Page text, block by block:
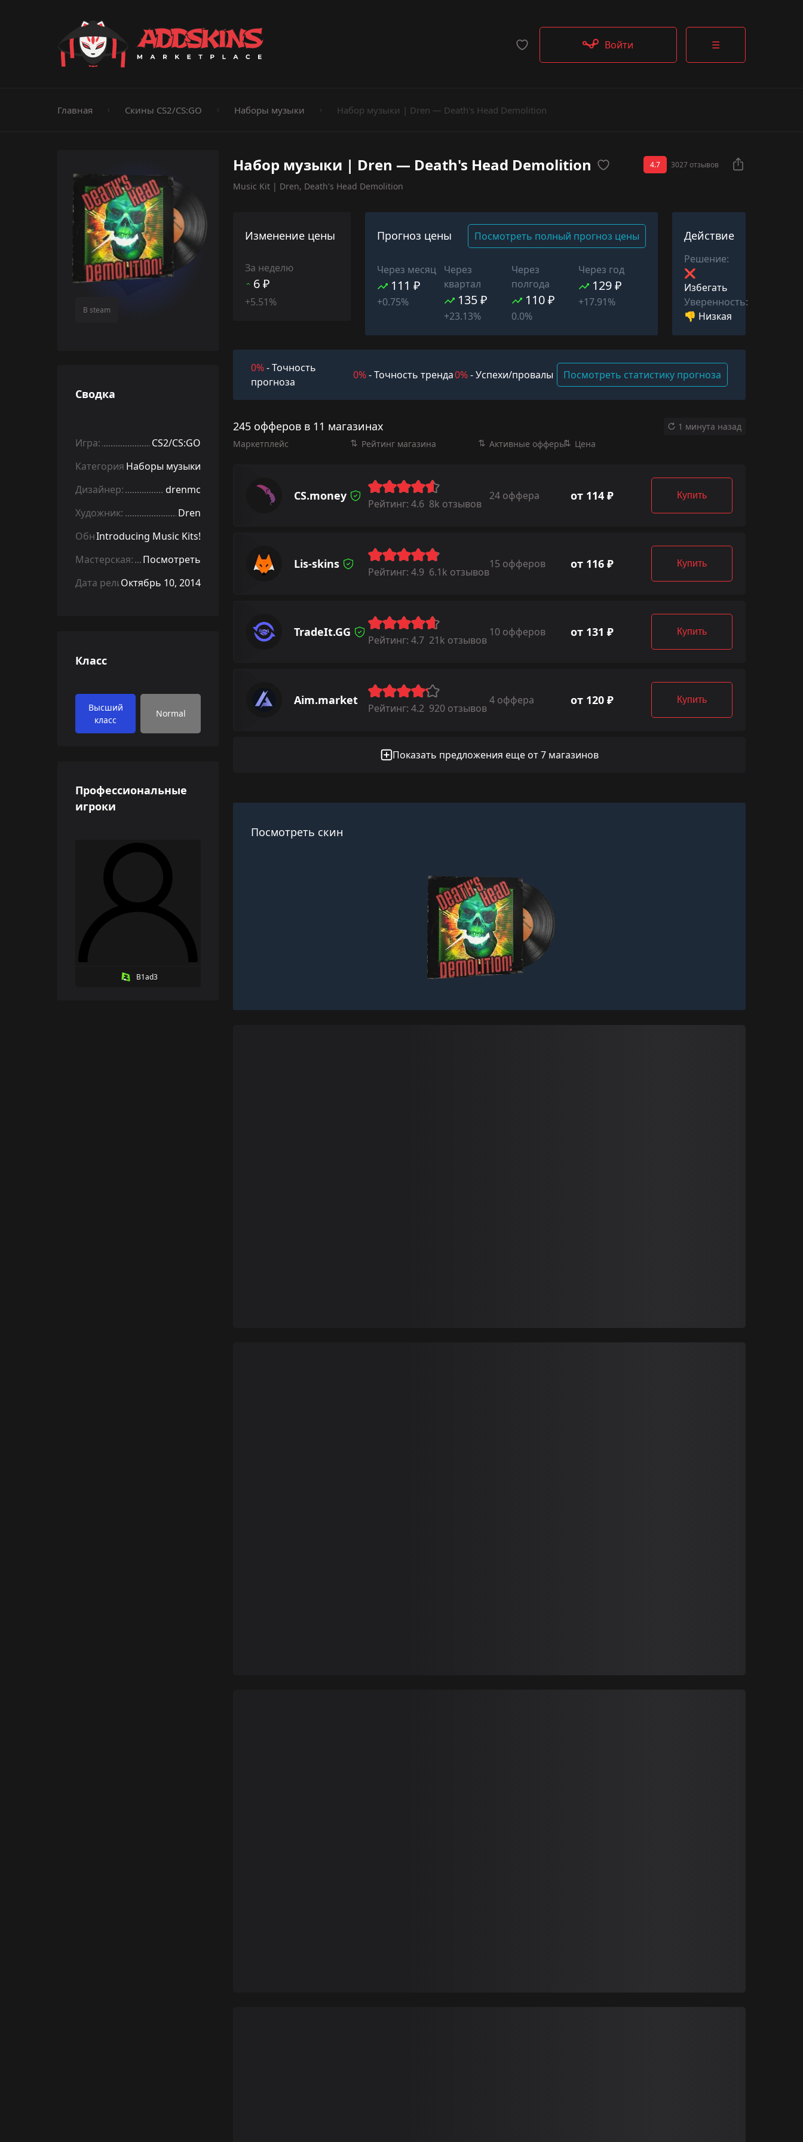
☰
Пистолеты
Ножи
Штурмовые винтовки
Войти
Главная Скины CS2/CS:GO Наборы музыки Набор музыки | Dren — Death's Head Demolition
Набор музыки | Dren — Death's Head Demolition
Music Kit | Dren, Death's Head Demolition
4.7 3027 отзывов
В steam
Изменение цены
За неделю
6 ₽
+5.51%
Прогноз цены Посмотреть полный прогноз цены
Через месяц
111 ₽
+0.75%
Через
квартал
135 ₽
+23.13%
Через
полгода
110 ₽
0.0%
Через год
129 ₽
+17.91%
Действие
Решение:
❌
Избегать
Уверенность:
👎 Низкая
0%- Точность
прогноза
0%- Точность тренда0%- Успехи/провалы Посмотреть статистику прогноза
245 офферов в 11 магазинах
1 минута назад
Маркетплейс
Рейтинг магазина Активные офферы Цена
CS.money
Рейтинг: 4.6 8k отзывов
24 оффера от 114 ₽ Купить
Lis-skins
Рейтинг: 4.9 6.1k отзывов
15 офферов от 116 ₽ Купить
TradeIt.GG
Рейтинг: 4.7 21k отзывов
10 офферов от 131 ₽ Купить
Aim.market
Рейтинг: 4.2 920 отзывов
4 оффера от 120 ₽ Купить
Показать предложения еще от 7 магазинов
Посмотреть скин
Сводка
Игра:
CS2/CS:GO
Категория: Наборы музыки
Дизайнер:
drenmc
Художник:
Dren
Обновление:
Introducing Music Kits!
Мастерская:
Посмотреть
Дата релиза:Октябрь 10, 2014
Класс
Высший
класс
Normal
Профессиональные
игроки
B1ad3